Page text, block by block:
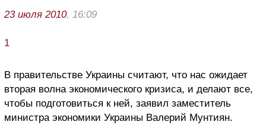
23 июля 2010, 16:09
1
В правительстве Украины считают, что нас ожидает
вторая волна экономического кризиса, и делают все,
чтобы подготовиться к ней, заявил заместитель
министра экономики Украины Валерий Мунтиян.